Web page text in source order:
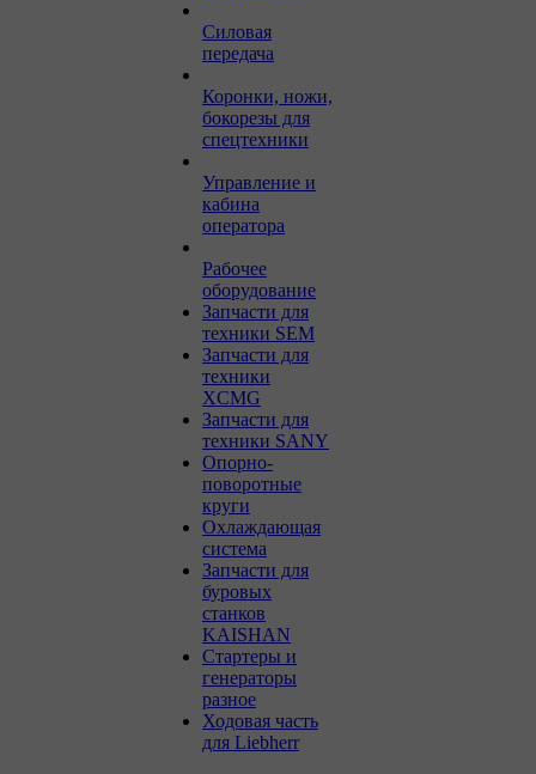
Силовая
передача
Коронки, ножи,
бокорезы для
спецтехники
Управление и
кабина
оператора
Рабочее
оборудование
Запчасти для
техники SEM
Запчасти для
техники
XCMG
Запчасти для
техники SANY
Опорно-
поворотные
круги
Охлаждающая
система
Запчасти для
буровых
станков
KAISHAN
Стартеры и
генераторы
разное
Ходовая часть
для Liebherr